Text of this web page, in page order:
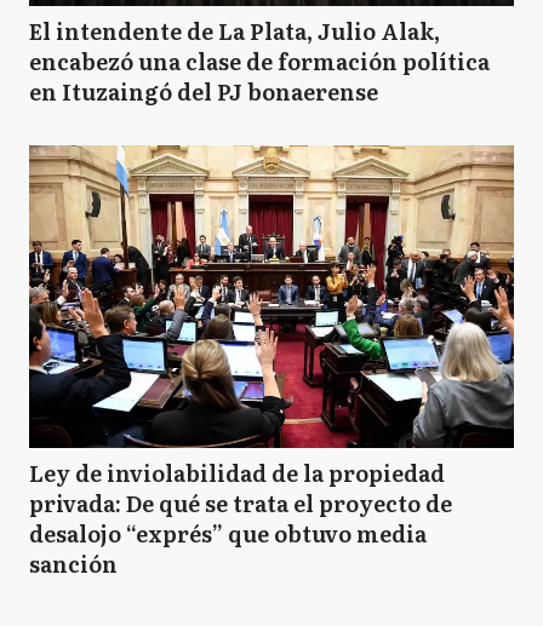
El intendente de La Plata, Julio Alak,
encabezó una clase de formación política
en Ituzaingó del PJ bonaerense
Ley de inviolabilidad de la propiedad
privada: De qué se trata el proyecto de
desalojo “exprés” que obtuvo media
sanción